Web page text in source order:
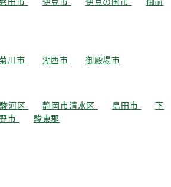
川市 湖西市 御殿場市
河区 静岡市清水区 島田市
下
市 駿東郡